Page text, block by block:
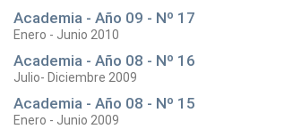
Academia - Año 09 - Nº 17
Enero - Junio 2010
Academia - Año 08 - Nº 16
Julio- Diciembre 2009
Academia - Año 08 - Nº 15
Enero - Junio 2009